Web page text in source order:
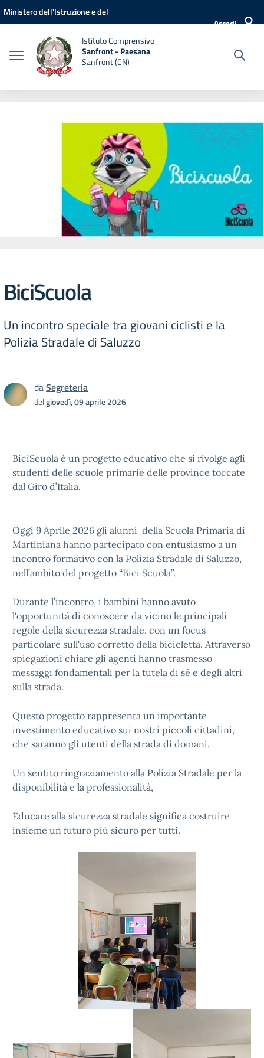
Vai ai contenuti
Vai al menu di navigazione
Vai al footer
Ministero dell'Istruzione e del
Accedi
Istituto Comprensivo
Sanfront - Paesana
Sanfront (CN)
BiciScuola
Un incontro speciale tra giovani ciclisti e la
Polizia Stradale di Saluzzo
daSegreteria
delgiovedì, 09 aprile 2026
BiciScuola è un progetto educativo che si rivolge agli
studenti delle scuole primarie delle province toccate
dal Giro d’Italia.
Oggi 9 Aprile 2026 gli alunni della Scuola Primaria di
Martiniana hanno partecipato con entusiasmo a un
incontro formativo con la Polizia Stradale di Saluzzo,
nell’ambito del progetto “Bici Scuola”.
Durante l’incontro, i bambini hanno avuto
l'opportunità di conoscere da vicino le principali
regole della sicurezza stradale, con un focus
particolare sull'uso corretto della bicicletta. Attraverso
spiegazioni chiare gli agenti hanno trasmesso
messaggi fondamentali per la tutela di sé e degli altri
sulla strada.
Questo progetto rappresenta un importante
investimento educativo sui nostri piccoli cittadini,
che saranno gli utenti della strada di domani.
Un sentito ringraziamento alla Polizia Stradale per la
disponibilità e la professionalità,
Educare alla sicurezza stradale significa costruire
insieme un futuro più sicuro per tutti.